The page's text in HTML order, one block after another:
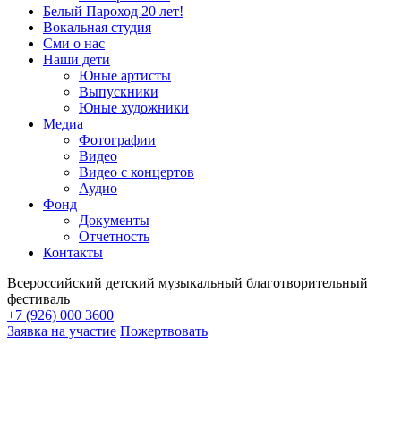
Белый Пароход 20 лет!
Вокальная студия
Сми о нас
Наши дети
Юные артисты
Выпускники
Юные художники
Медиа
Фотографии
Видео
Видео с концертов
Аудио
Фонд
Документы
Отчетность
Контакты
Всероссийский детский музыкальный благотворительный
фестиваль
+7 (926) 000 3600
Заявка на участие Пожертвовать